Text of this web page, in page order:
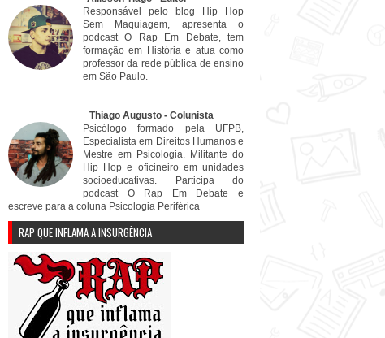
Responsável pelo blog Hip Hop
Sem Maquiagem, apresenta o
podcast O Rap Em Debate, tem
formação em História e atua como
professor da rede pública de ensino
em São Paulo.
⠀⠀⠀⠀⠀⠀⠀Thiago Augusto - Colunista
Psicólogo formado pela UFPB,
Especialista em Direitos Humanos e
Mestre em Psicologia. Militante do
Hip Hop e oficineiro em unidades
socioeducativas. Participa do
podcast O Rap Em Debate e
escreve para a coluna Psicologia Periférica
RAP QUE INFLAMA A INSURGÊNCIA